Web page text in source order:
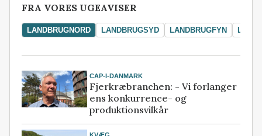
FRA VORES UGEAVISER
LANDBRUGNORD LANDBRUGSYD LANDBRUGFYN
CAP-I-DANMARK
Fjerkræbranchen: - Vi forlanger
ens konkurrence- og
produktionsvilkår